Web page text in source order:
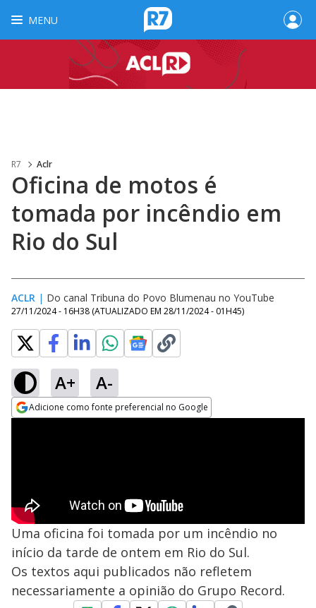
MENU
R7 Aclr
Oficina de motos é
tomada por incêndio em
Rio do Sul
ACLR | Do canal Tribuna do Povo Blumenau no YouTube
27/11/2024 - 16H38 (ATUALIZADO EM 28/11/2024 - 01H45)
A+ A-
Adicione como fonte preferencial no Google
Uma oficina foi tomada por um incêndio no
início da tarde de ontem em Rio do Sul.
Os textos aqui publicados não refletem
necessariamente a opinião do Grupo Record.